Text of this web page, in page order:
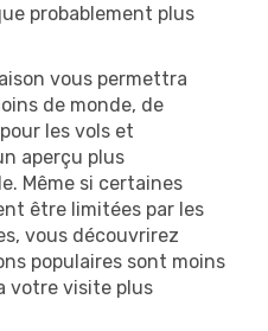
probablement plus
vous permettra
de monde, de
les vols et
aperçu plus
Même si certaines
être limitées par les
vous découvrirez
populaires sont moins
votre visite plus